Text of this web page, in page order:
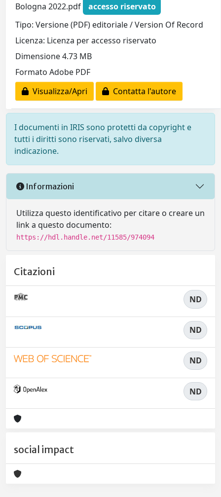
Bologna 2022.pdf
accesso riservato
Tipo: Versione (PDF) editoriale / Version Of Record
Licenza: Licenza per accesso riservato
Dimensione 4.73 MB
Formato Adobe PDF
Visualizza/Apri
Contatta l'autore
I documenti in IRIS sono protetti da copyright e
tutti i diritti sono riservati, salvo diversa
indicazione.
Informazioni
Utilizza questo identificativo per citare o creare un
link a questo documento:
https://hdl.handle.net/11585/974094
Citazioni
ND
ND
ND
ND
social impact